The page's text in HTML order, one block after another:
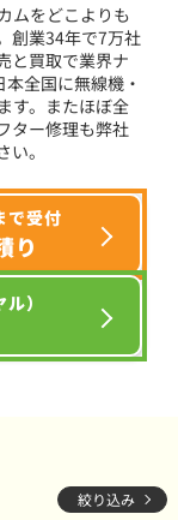
ムをどこよりも
創業34年で7万社
と買取で業界ナ
全国に無線機・
す。またほぼ全
ター修理も弊社
。
で受付
り
）
絞り込み